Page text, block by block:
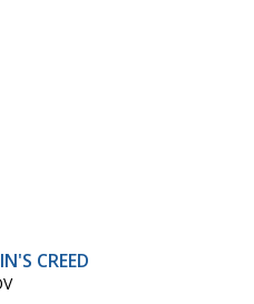
CREED